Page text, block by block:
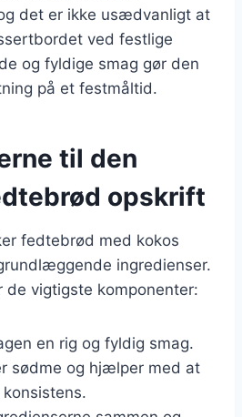
det er ikke usædvanligt at
ved festlige
og fyldige smag gør den
på et festmåltid.
til den
opskrift
fedtebrød med kokos
ingredienser.
de vigtigste komponenter:
en rig og fyldig smag.
sødme og hjælper med at